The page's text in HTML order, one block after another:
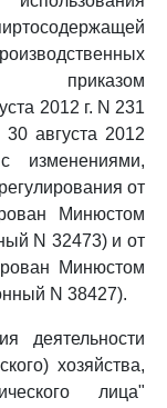
приказом
2012 г. N 231
августа 2012
изменениями,
от
Минюстом
N 32473) и от
Минюстом
N 38427).
деятельности
хозяйства,
лица"